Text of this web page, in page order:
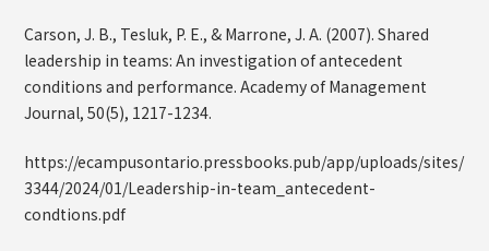
Carson, J. B., Tesluk, P. E., & Marrone, J. A. (2007). Shared
leadership in teams: An investigation of antecedent
conditions and performance. Academy of Management
Journal, 50(5), 1217-1234.
https://ecampusontario.pressbooks.pub/app/uploads/sites/
3344/2024/01/Leadership-in-team_antecedent-
condtions.pdf